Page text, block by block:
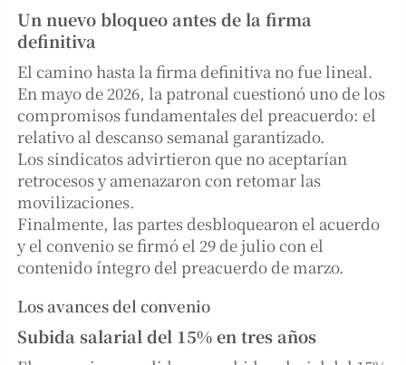
Un nuevo bloqueo antes de la firma
definitiva
El camino hasta la firma definitiva no fue lineal.
En mayo de 2026, la patronal cuestionó uno de los
compromisos fundamentales del preacuerdo: el
relativo al descanso semanal garantizado.
Los sindicatos advirtieron que no aceptarían
retrocesos y amenazaron con retomar las
movilizaciones.
Finalmente, las partes desbloquearon el acuerdo
y el convenio se firmó el 29 de julio con el
contenido íntegro del preacuerdo de marzo.
Los avances del convenio
Subida salarial del 15% en tres años